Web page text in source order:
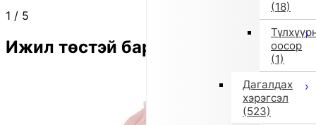
(18)
оосор
(1)
Дагалдах
хэрэгсэл
(523)
1 / 5
Ижил төстэй бараа